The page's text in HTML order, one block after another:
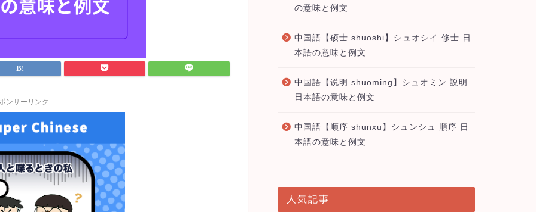
ンサーリンク
の意味と例文
中国語【硕士 shuoshi】シュオシイ 修士 日
本語の意味と例文
中国語【说明 shuoming】シュオミン 説明
日本語の意味と例文
中国語【顺序 shunxu】シュンシュ 順序 日
本語の意味と例文
人気記事